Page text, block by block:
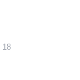
18